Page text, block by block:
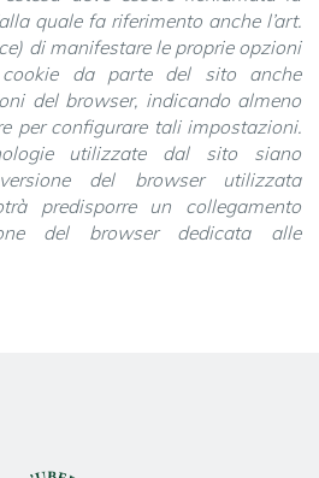
quale fa riferimento anche l’art.
di manifestare le proprie opzioni
da parte del sito anche
del browser, indicando almeno
per configurare tali impostazioni.
utilizzate dal sito siano
del browser utilizzata
predisporre un collegamento
del browser dedicata alle